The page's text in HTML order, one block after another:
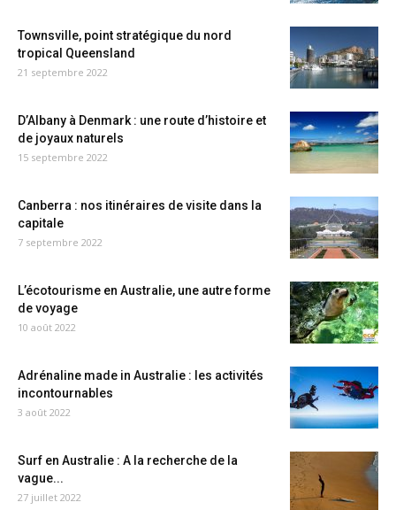
Townsville, point stratégique du nord
tropical Queensland
21 septembre 2022
D’Albany à Denmark : une route d’histoire et
de joyaux naturels
15 septembre 2022
Canberra : nos itinéraires de visite dans la
capitale
7 septembre 2022
L’écotourisme en Australie, une autre forme
de voyage
10 août 2022
Adrénaline made in Australie : les activités
incontournables
3 août 2022
Surf en Australie : A la recherche de la
vague...
27 juillet 2022